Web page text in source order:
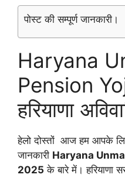
पोस्ट की सम्पूर्ण जानकारी।
Haryana
Pension
हरियाणा
हेलो दोस्तों आज हम आपके
जानकारी Haryana
2025 के बारे में। हरियाणा